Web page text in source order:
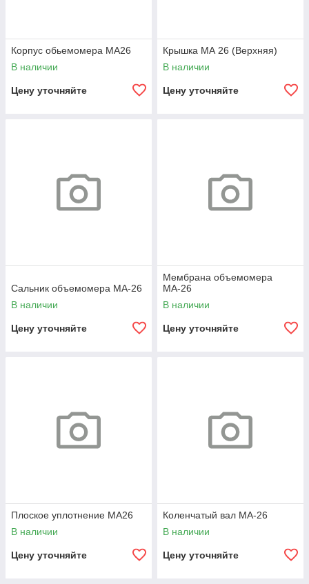
Корпус обьемомера МА26
В наличии
Цену уточняйте
Крышка МА 26 (Верхняя)
В наличии
Цену уточняйте
Сальник объемомера МА-26
В наличии
Цену уточняйте
Мембрана объемомера
МА-26
В наличии
Цену уточняйте
Плоское уплотнение МА26
В наличии
Цену уточняйте
Коленчатый вал МА-26
В наличии
Цену уточняйте